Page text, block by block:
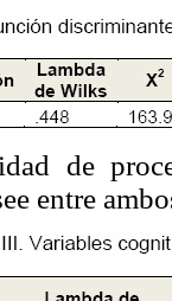
de
entre